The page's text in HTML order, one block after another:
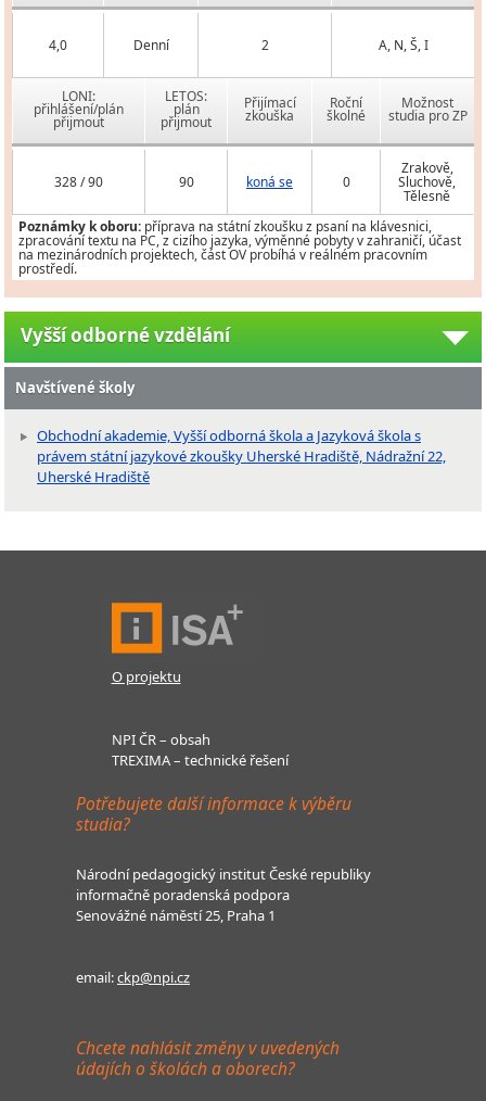
4,0 Denní 2 A, N, Š, I
LONI:
přihlášení/plán
přijmout
LETOS:
plán
přijmout
Přijímací
zkouška
Roční
školné
Možnost
studia pro ZP
328 / 90 90 koná se 0
Zrakově,
Sluchově,
Tělesně
Poznámky k oboru: příprava na státní zkoušku z psaní na klávesnici,
zpracování textu na PC, z cizího jazyka, výměnné pobyty v zahraničí, účast
na mezinárodních projektech, část OV probíhá v reálném pracovním
prostředí.
Vyšší odborné vzdělání
Navštívené školy
Obchodní akademie, Vyšší odborná škola a Jazyková škola s
právem státní jazykové zkoušky Uherské Hradiště, Nádražní 22,
Uherské Hradiště
O projektu
NPI ČR – obsah
TREXIMA – technické řešení
Potřebujete další informace k výběru
studia?
Národní pedagogický institut České republiky
informačně poradenská podpora
Senovážné náměstí 25, Praha 1
email:ckp@npi.cz
Chcete nahlásit změny v uvedených
údajích o školách a oborech?